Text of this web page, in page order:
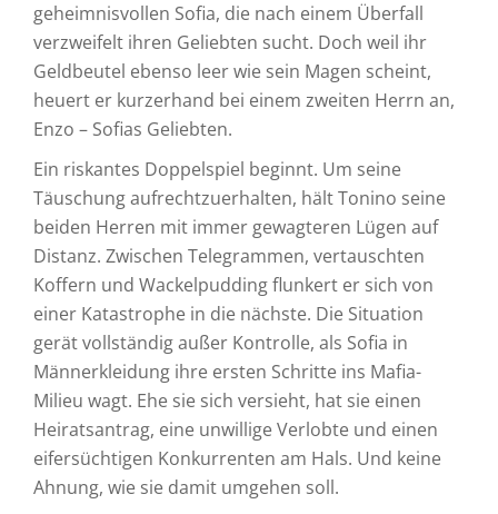
geheimnisvollen Sofia, die nach einem Überfall
verzweifelt ihren Geliebten sucht. Doch weil ihr
Geldbeutel ebenso leer wie sein Magen scheint,
heuert er kurzerhand bei einem zweiten Herrn an,
Enzo – Sofias Geliebten.
Ein riskantes Doppelspiel beginnt. Um seine
Täuschung aufrechtzuerhalten, hält Tonino seine
beiden Herren mit immer gewagteren Lügen auf
Distanz. Zwischen Telegrammen, vertauschten
Koffern und Wackelpudding flunkert er sich von
einer Katastrophe in die nächste. Die Situation
gerät vollständig außer Kontrolle, als Sofia in
Männerkleidung ihre ersten Schritte ins Mafia-
Milieu wagt. Ehe sie sich versieht, hat sie einen
Heiratsantrag, eine unwillige Verlobte und einen
eifersüchtigen Konkurrenten am Hals. Und keine
Ahnung, wie sie damit umgehen soll.